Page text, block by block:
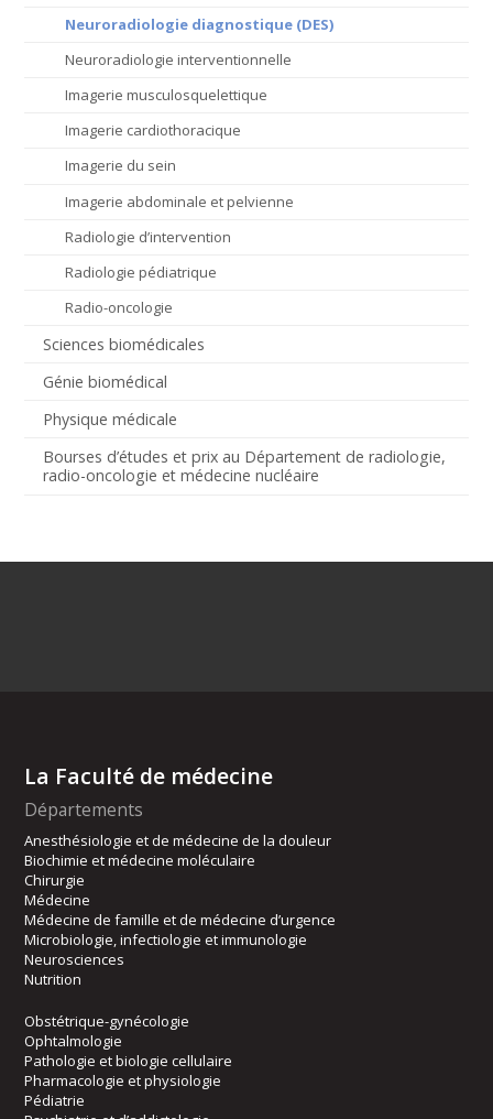
Neuroradiologie diagnostique (DES)
Neuroradiologie interventionnelle
Imagerie musculosquelettique
Imagerie cardiothoracique
Imagerie du sein
Imagerie abdominale et pelvienne
Radiologie d’intervention
Radiologie pédiatrique
Radio-oncologie
Sciences biomédicales
Génie biomédical
Physique médicale
Bourses d’études et prix au Département de radiologie,
radio-oncologie et médecine nucléaire
La Faculté de médecine
Départements
Anesthésiologie et de médecine de la douleur
Biochimie et médecine moléculaire
Chirurgie
Médecine
Médecine de famille et de médecine d’urgence
Microbiologie, infectiologie et immunologie
Neurosciences
Nutrition
Obstétrique-gynécologie
Ophtalmologie
Pathologie et biologie cellulaire
Pharmacologie et physiologie
Pédiatrie